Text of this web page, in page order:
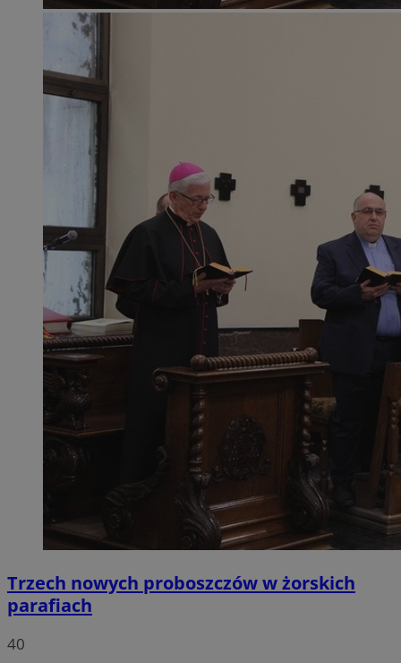
Trzech nowych proboszczów w żorskich
parafiach
40